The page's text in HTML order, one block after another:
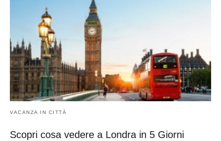
VACANZA IN CITTÀ
Scopri cosa vedere a Londra in 5 Giorni